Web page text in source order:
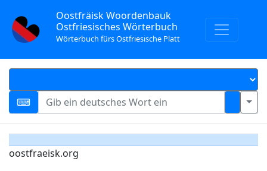
Oostfräisk Woordenbauk
Ostfriesisches Wörterbuch
Wörterbuch fürs Ostfriesische Platt
oostfraeisk.org